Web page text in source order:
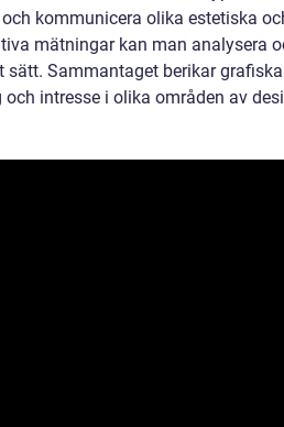
kommunicera olika estetiska
mätningar kan man analysera
sätt. Sammantaget berikar
intresse i olika områden av